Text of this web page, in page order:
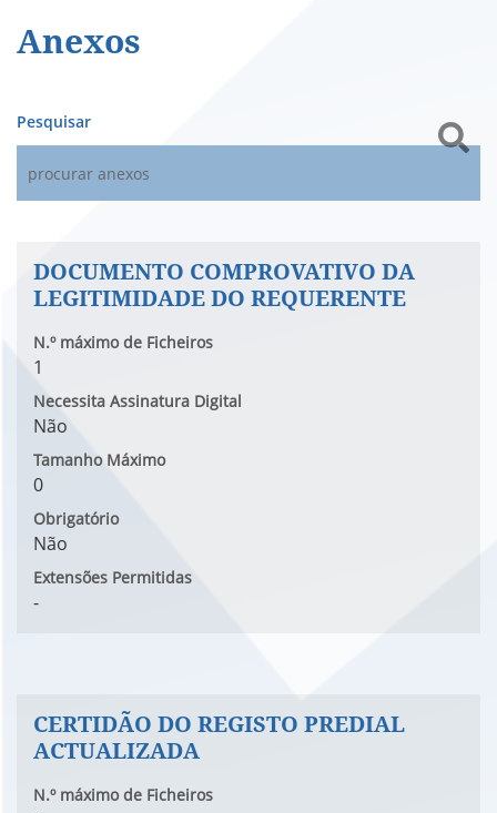
Anexos
Pesquisar
DOCUMENTO COMPROVATIVO DA
LEGITIMIDADE DO REQUERENTE
N.º máximo de Ficheiros
1
Necessita Assinatura Digital
Não
Tamanho Máximo
0
Obrigatório
Não
Extensões Permitidas
-
CERTIDÃO DO REGISTO PREDIAL
ACTUALIZADA
N.º máximo de Ficheiros